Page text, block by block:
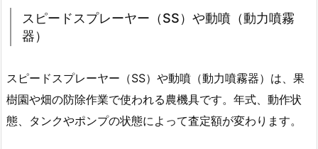
スピードスプレーヤー（SS）や動噴（動力噴霧
器）
スピードスプレーヤー（SS）や動噴（動力噴霧器）は、果
樹園や畑の防除作業で使われる農機具です。年式、動作状
態、タンクやポンプの状態によって査定額が変わります。